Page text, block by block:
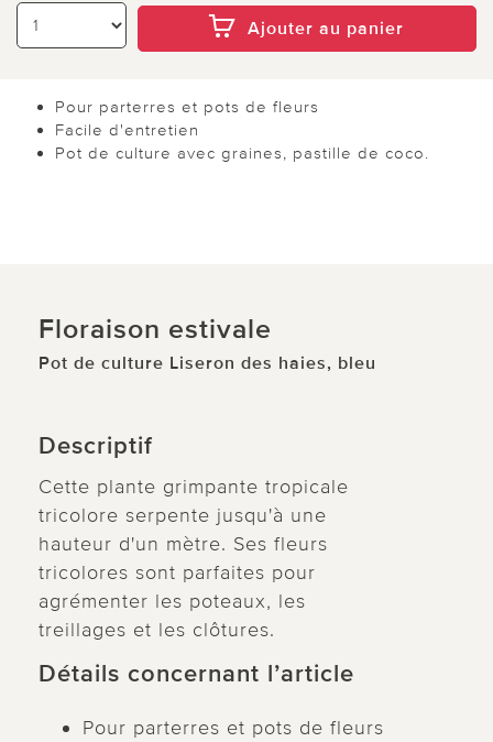
Ajouter au panier
Pour parterres et pots de fleurs
Facile d'entretien
Pot de culture avec graines, pastille de coco.
Floraison estivale
Pot de culture Liseron des haies, bleu
Descriptif
Cette plante grimpante tropicale
tricolore serpente jusqu'à une
hauteur d'un mètre. Ses fleurs
tricolores sont parfaites pour
agrémenter les poteaux, les
treillages et les clôtures.
Détails concernant l’article
Pour parterres et pots de fleurs